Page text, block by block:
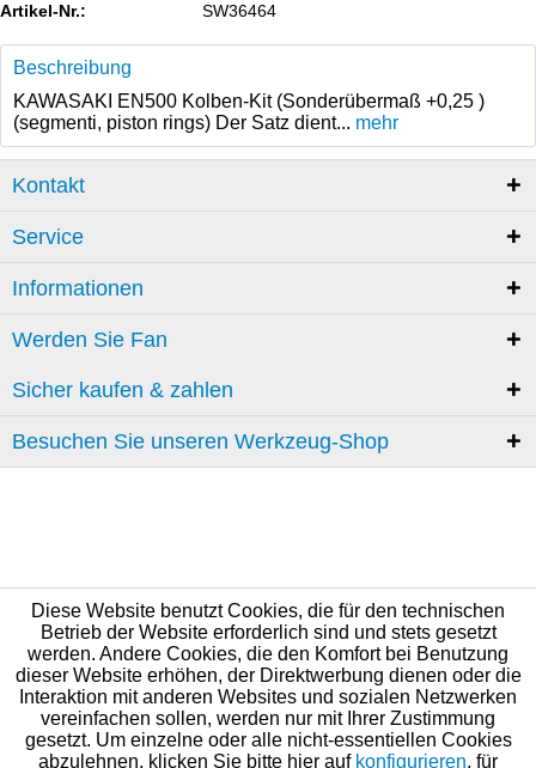
Artikel-Nr.: SW36464
Beschreibung
KAWASAKI EN500 Kolben-Kit (Sonderübermaß +0,25 )
(segmenti, piston rings) Der Satz dient... mehr
Kontakt
Service
Informationen
Werden Sie Fan
Sicher kaufen & zahlen
Besuchen Sie unseren Werkzeug-Shop
Diese Website benutzt Cookies, die für den technischen
Betrieb der Website erforderlich sind und stets gesetzt
werden. Andere Cookies, die den Komfort bei Benutzung
dieser Website erhöhen, der Direktwerbung dienen oder die
Interaktion mit anderen Websites und sozialen Netzwerken
vereinfachen sollen, werden nur mit Ihrer Zustimmung
gesetzt. Um einzelne oder alle nicht-essentiellen Cookies
abzulehnen, klicken Sie bitte hier auf konfigurieren, für